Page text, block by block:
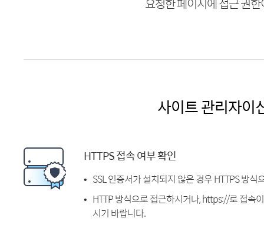
사이트 관리자이
HTTPS 접속 여부 확인
SSL 인증서가 설치되지 않은 경우 HTTPS 방식
HTTP 방식으로 접근하시거나, https://로 접속
시기 바랍니다.